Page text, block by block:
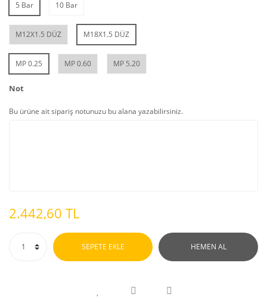
5 Bar 10 Bar
M12X1.5 DÜZ M18X1.5 DÜZ
MP 0.25 MP 0.60 MP 5.20
Not
Bu ürüne ait sipariş notunuzu bu alana yazabilirsiniz.
2.442,60 TL
SEPETE EKLE HEMEN AL